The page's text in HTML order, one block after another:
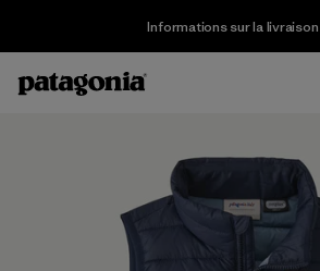
Informations sur la livraison